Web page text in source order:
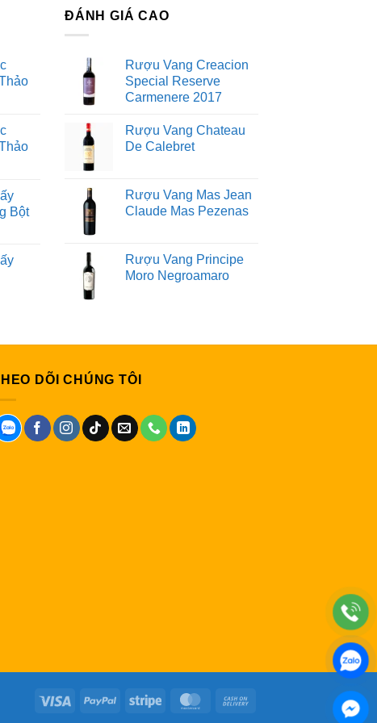
Bột
ĐÁNH GIÁ CAO
Rượu Vang Creacion
Special Reserve
Carmenere 2017
Rượu Vang Chateau
De Calebret
Rượu Vang Mas Jean
Claude Mas Pezenas
Rượu Vang Principe
Moro Negroamaro
DÕI CHÚNG TÔI
Visa PayPal Stripe MasterCard